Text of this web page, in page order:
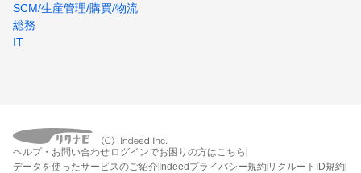
SCM/生産管理/購買/物流
総務
IT
ヘルプ・お問い合わせ ログインでお困りの方はこちら
データを使ったサービスのご紹介Indeedプライバシー規約 リクルートID規約